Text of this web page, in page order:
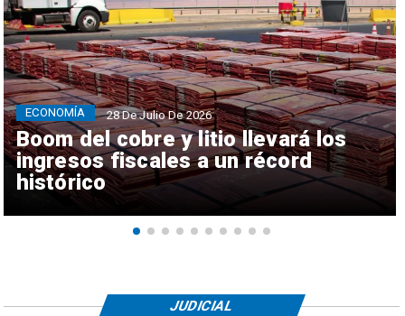
Boom del cobre y litio llevará los
ingresos fiscales a un récord
histórico
ECONOMÍA 28 De Julio De 2026
JUDICIAL